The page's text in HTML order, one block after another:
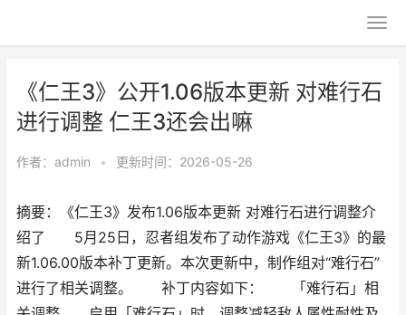
《仁王3》公开1.06版本更新 对难行石
进行调整 仁王3还会出嘛
作者： admin • 更新时间：2026-05-26
摘要：《仁王3》发布1.06版本更新 对难行石进行调整介
绍了 5月25日，忍者组发布了动作游戏《仁王3》的最
新1.06.00版本补丁更新。本次更新中，制作组对“难行石”
进行了相关调整。 补丁内容如下： 「难行石」相